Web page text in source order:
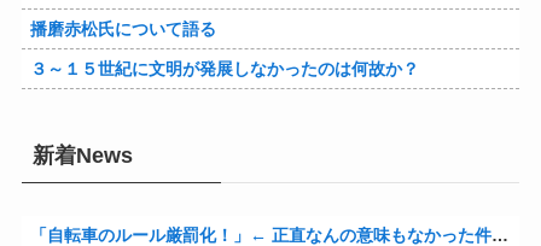
播磨赤松氏について語る
３～１５世紀に文明が発展しなかったのは何故か？
新着News
「自転車のルール厳罰化！」← 正直なんの意味もなかった件www